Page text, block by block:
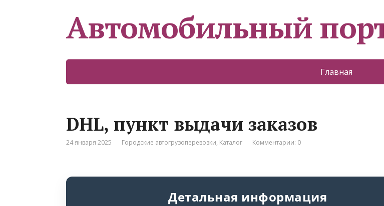
Автомобильный
Главная
DHL, пункт выдачи заказов
24 января 2025 Городские автогрузоперевозки, Каталог Комментарии: 0
Детальная информация